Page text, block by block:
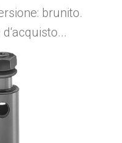
brunito.